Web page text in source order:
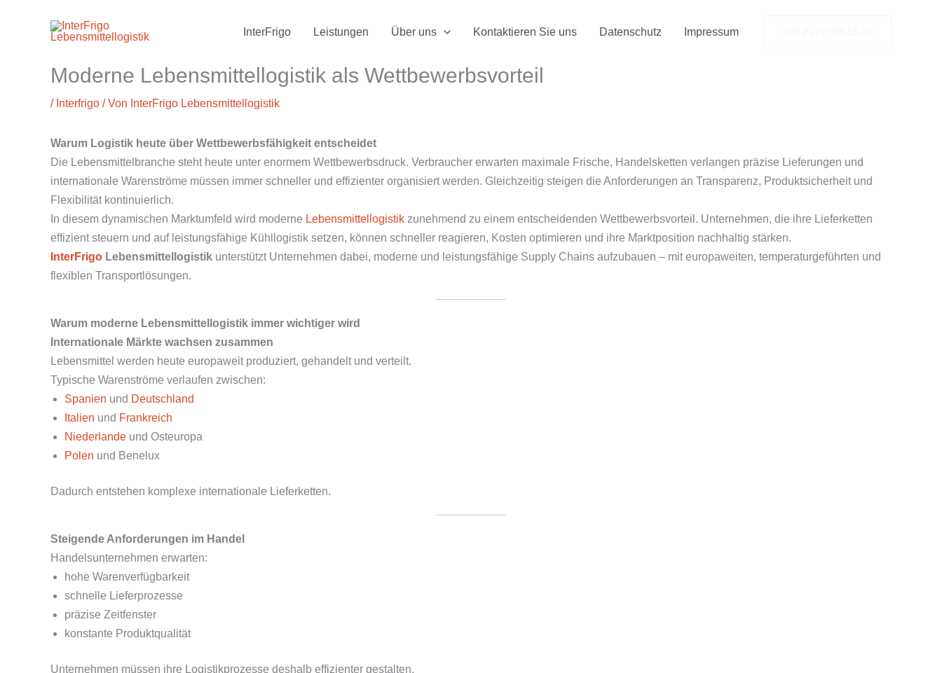
InterFrigo Leistungen Über uns Kontaktieren Sie uns Datenschutz Impressum
Moderne Lebensmittellogistik als Wettbewerbsvorteil
/ Interfrigo / Von InterFrigo Lebensmittellogistik
Warum Logistik heute über Wettbewerbsfähigkeit entscheidet
Die Lebensmittelbranche steht heute unter enormem Wettbewerbsdruck. Verbraucher erwarten maximale Frische, Handelsketten verlangen präzise Lieferungen und
internationale Warenströme müssen immer schneller und effizienter organisiert werden. Gleichzeitig steigen die Anforderungen an Transparenz, Produktsicherheit und
Flexibilität kontinuierlich.
In diesem dynamischen Marktumfeld wird moderne Lebensmittellogistik zunehmend zu einem entscheidenden Wettbewerbsvorteil. Unternehmen, die ihre Lieferketten
effizient steuern und auf leistungsfähige Kühllogistik setzen, können schneller reagieren, Kosten optimieren und ihre Marktposition nachhaltig stärken.
InterFrigo Lebensmittellogistik unterstützt Unternehmen dabei, moderne und leistungsfähige Supply Chains aufzubauen – mit europaweiten, temperaturgeführten und
flexiblen Transportlösungen.
Warum moderne Lebensmittellogistik immer wichtiger wird
Internationale Märkte wachsen zusammen
Lebensmittel werden heute europaweit produziert, gehandelt und verteilt.
Typische Warenströme verlaufen zwischen:
Spanien und Deutschland
Italien und Frankreich
Niederlande und Osteuropa
Polen und Benelux
Dadurch entstehen komplexe internationale Lieferketten.
Steigende Anforderungen im Handel
Handelsunternehmen erwarten:
hohe Warenverfügbarkeit
schnelle Lieferprozesse
präzise Zeitfenster
konstante Produktqualität
Unternehmen müssen ihre Logistikprozesse deshalb effizienter gestalten.